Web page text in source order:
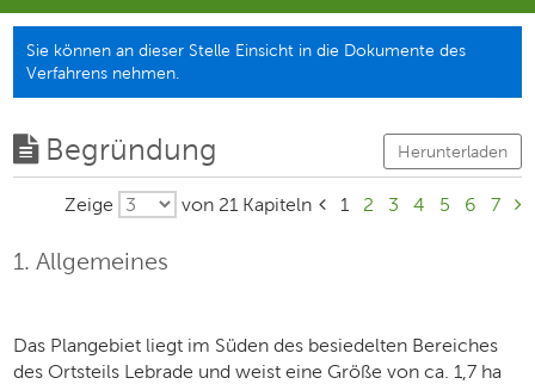
Sie können an dieser Stelle Einsicht in die Dokumente des
Verfahrens nehmen.
Begründung Herunterladen
Zeige von 21 Kapiteln 1 2 3 4 5 6 7
1. Allgemeines
Das Plangebiet liegt im Süden des besiedelten Bereiches
des Ortsteils Lebrade und weist eine Größe von ca. 1,7 ha